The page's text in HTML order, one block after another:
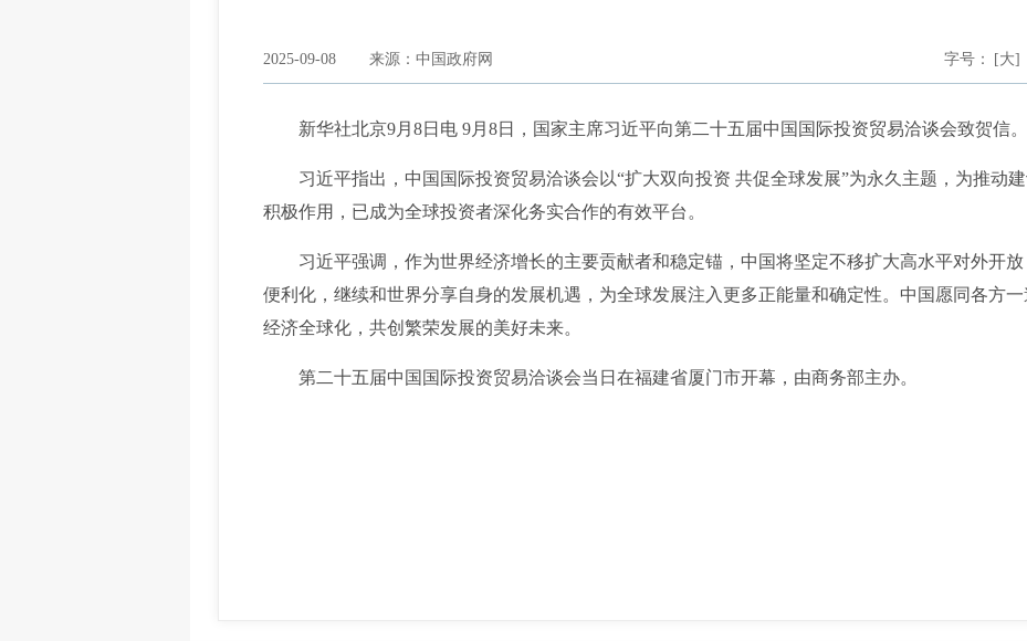
2025-09-08 来源：中国政府网 字号： [大]
新华社北京9月8日电 9月8日，国家主席习近平向第二十五届中国国际投资贸易洽谈会致贺信。
习近平指出，中国国际投资贸易洽谈会以“扩大双向投资 共促全球发展”为永久主题，为推动
积极作用，已成为全球投资者深化务实合作的有效平台。
习近平强调，作为世界经济增长的主要贡献者和稳定锚，中国将坚定不移扩大高水平对外开放
便利化，继续和世界分享自身的发展机遇，为全球发展注入更多正能量和确定性。中国愿同各方
经济全球化，共创繁荣发展的美好未来。
第二十五届中国国际投资贸易洽谈会当日在福建省厦门市开幕，由商务部主办。